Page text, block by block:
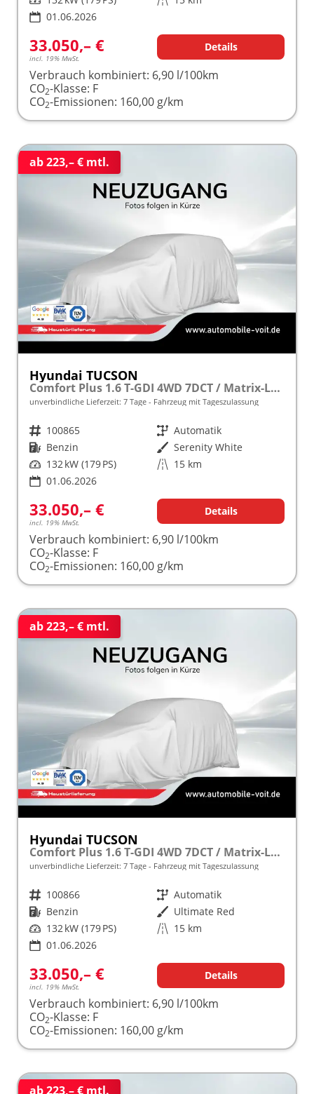
01.06.2026
33.050,– €
incl. 19% MwSt.
Details
Verbrauch kombiniert: 6,90 l/100km
CO2-Klasse: F
CO2-Emissionen: 160,00 g/km
ab 223,– € mtl.
Hyundai TUCSON
Comfort Plus 1.6 T-GDI 4WD 7DCT / Matrix-LED ACC Teilleder Shz vo+hi + Lenkradheizung Elek. Heck Alu 18"
unverbindliche Lieferzeit: 7 Tage Fahrzeug mit Tageszulassung
Fahrzeugnr. 100865 Getriebe Automatik
Kraftstoff Benzin Außenfarbe Serenity White
Leistung 132 kW (179 PS) Kilometerstand 15 km
01.06.2026
33.050,– €
incl. 19% MwSt.
Details
Verbrauch kombiniert: 6,90 l/100km
CO2-Klasse: F
CO2-Emissionen: 160,00 g/km
ab 223,– € mtl.
Hyundai TUCSON
Comfort Plus 1.6 T-GDI 4WD 7DCT / Matrix-LED ACC Teilleder Shz vo+hi + Lenkradheizung Elek. Heck Alu 18"
unverbindliche Lieferzeit: 7 Tage Fahrzeug mit Tageszulassung
Fahrzeugnr. 100866 Getriebe Automatik
Kraftstoff Benzin Außenfarbe Ultimate Red
Leistung 132 kW (179 PS) Kilometerstand 15 km
01.06.2026
33.050,– €
incl. 19% MwSt.
Details
Verbrauch kombiniert: 6,90 l/100km
CO2-Klasse: F
CO2-Emissionen: 160,00 g/km
ab 223,– € mtl.